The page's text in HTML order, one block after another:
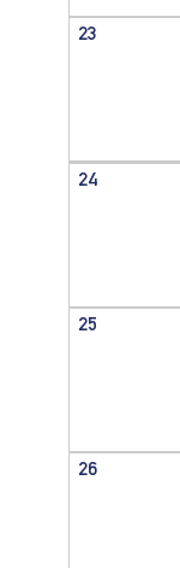
23
24
25
26